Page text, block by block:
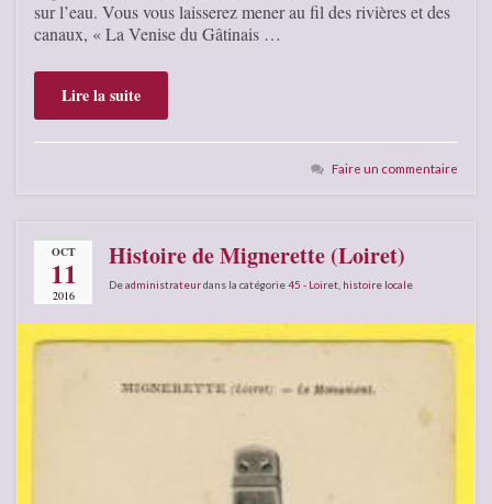
sur l’eau. Vous vous laisserez mener au fil des rivières et des
canaux, « La Venise du Gâtinais …
Lire la suite
Faire un commentaire
OCT
11
2016
Histoire de Mignerette (Loiret)
Deadministrateurdans la catégorie45 - Loiret histoire locale